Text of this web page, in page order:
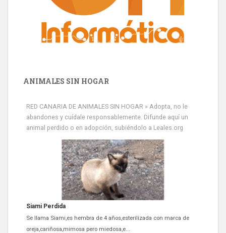
ANIMALES SIN HOGAR
RED CANARIA DE ANIMALES SIN HOGAR » Adopta, no le
abandones y cuídale responsablemente. Difunde aquí un
animal perdido o en adopción, subiéndolo a Leales.org
Siami Perdida
Se llama Siami,es hembra de 4 años,esterilizada con marca de
oreja,cariñosa,mimosa pero miedosa,e...